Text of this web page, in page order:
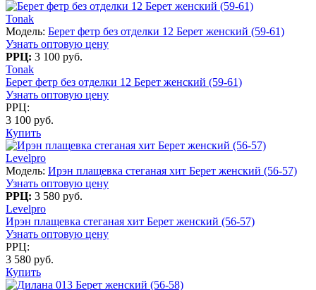
Tonak
Модель: Берет фетр без отделки 12 Берет женский (59-61)
Узнать оптовую цену
РРЦ: 3 100 руб.
Tonak
Берет фетр без отделки 12 Берет женский (59-61)
Узнать оптовую цену
РРЦ:
3 100 руб.
Купить
Levelpro
Модель: Ирэн плащевка стеганая хит Берет женский (56-57)
Узнать оптовую цену
РРЦ: 3 580 руб.
Levelpro
Ирэн плащевка стеганая хит Берет женский (56-57)
Узнать оптовую цену
РРЦ:
3 580 руб.
Купить